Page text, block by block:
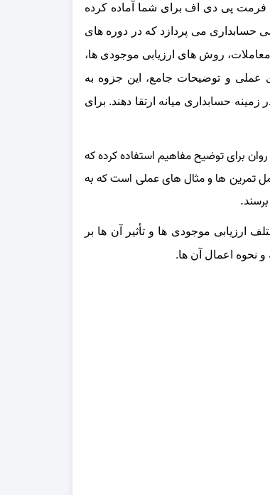
فرمت پی دی اف برای شما آماده کرده
حسابداری می‌ پردازد که در دوره‌ های
روش‌ های ارزیابی موجودی‌ ها،
عملی و توضیحات جامع، این جزوه به
حسابداری میانه ارتقا دهند. برای
روان برای توضیح مفاهیم استفاده کرده که
تمرین‌ ها و مثال‌ های عملی است که به
ارزیابی موجودی‌ ها و تأثیر آن‌ ها بر
نحوه اعمال آن‌ ها.